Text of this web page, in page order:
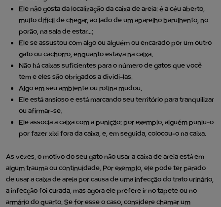
Ele não gosta da localização da caixa de areia: é a céu aberto,
muito difícil de chegar, ao lado de um aparelho barulhento, no
porão, na sala de estar…;
Ele se assustou com algo ou alguém ou encarado por um outro
gato ou cachorro, enquanto estava na caixa.
Não há caixas suficientes para o número de gatos que você
tem e eles são obrigados a dividi-las.
Algo em seu ambiente ou rotina mudou.
Ele está ansioso e está marcando seu território para tranquilizar
ou afirmar-se.
Ele associa a caixa com a punição: por exemplo, alguém puniu-o
por fazer xixi fora da caixa, e, em seguida, colocou-o na caixa.
As vezes, o motivo do seu gato não usar a caixa de areia está em
algum trauma ou continuidade. Por exemplo, ele pode ter parado
de usar a caixa de areia por causa de uma infecção do trato urinário,
a infecção foi curada, mas agora ele prefere ir no tapete ou no
armário do quarto. Se for esse o caso, considere chamar um